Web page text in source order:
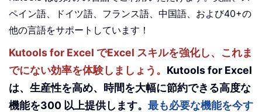
ペイン語、ドイツ語、フランス語、中国語、および40+の
他の言語をサポートしています！
Kutools for Excel でExcel スキルを強化し、これま
でにない効率を体験しましょう。 Kutools for Excel
は、生産性を高め、時間を大幅に節約できる高度な
機能を300 以上提供します。 最も必要な機能を今す